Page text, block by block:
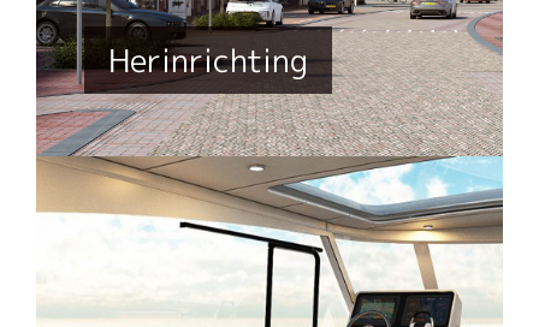
Herinrichting